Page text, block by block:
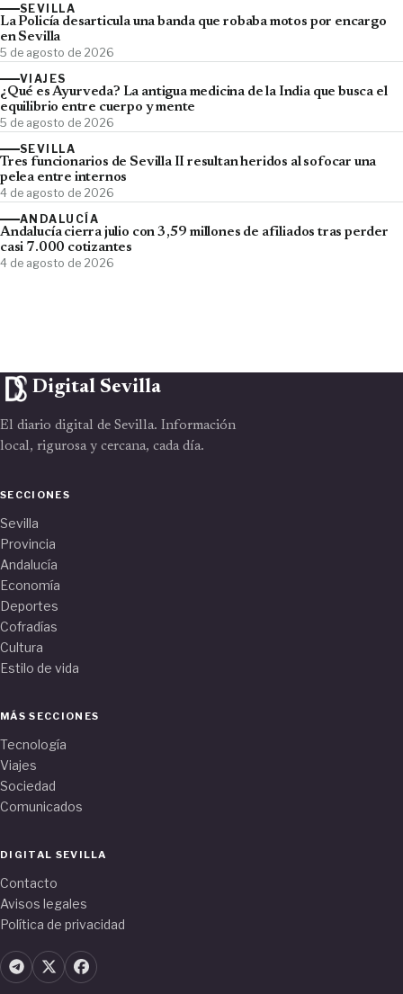
SEVILLA
La Policía desarticula una banda que robaba motos por encargo
en Sevilla
5 de agosto de 2026
VIAJES
¿Qué es Ayurveda? La antigua medicina de la India que busca el
equilibrio entre cuerpo y mente
5 de agosto de 2026
SEVILLA
Tres funcionarios de Sevilla II resultan heridos al sofocar una
pelea entre internos
4 de agosto de 2026
ANDALUCÍA
Andalucía cierra julio con 3,59 millones de afiliados tras perder
casi 7.000 cotizantes
4 de agosto de 2026
Digital Sevilla
El diario digital de Sevilla. Información
local, rigurosa y cercana, cada día.
SECCIONES
Sevilla
Provincia
Andalucía
Economía
Deportes
Cofradías
Cultura
Estilo de vida
MÁS SECCIONES
Tecnología
Viajes
Sociedad
Comunicados
DIGITAL SEVILLA
Contacto
Avisos legales
Política de privacidad